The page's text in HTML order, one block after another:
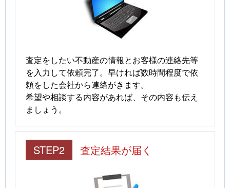
査定をしたい不動産の情報とお客様の連絡先等
を入力して依頼完了。早ければ数時間程度で依
頼をした会社から連絡がきます。
希望や相談する内容があれば、その内容も伝え
ましょう。
STEP2 査定結果が届く